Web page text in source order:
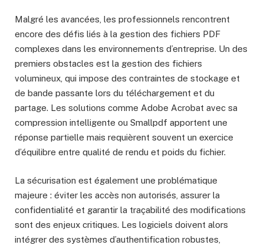
Malgré les avancées, les professionnels rencontrent
encore des défis liés à la gestion des fichiers PDF
complexes dans les environnements d’entreprise. Un des
premiers obstacles est la gestion des fichiers
volumineux, qui impose des contraintes de stockage et
de bande passante lors du téléchargement et du
partage. Les solutions comme Adobe Acrobat avec sa
compression intelligente ou Smallpdf apportent une
réponse partielle mais requièrent souvent un exercice
d’équilibre entre qualité de rendu et poids du fichier.
La sécurisation est également une problématique
majeure : éviter les accès non autorisés, assurer la
confidentialité et garantir la traçabilité des modifications
sont des enjeux critiques. Les logiciels doivent alors
intégrer des systèmes d’authentification robustes,